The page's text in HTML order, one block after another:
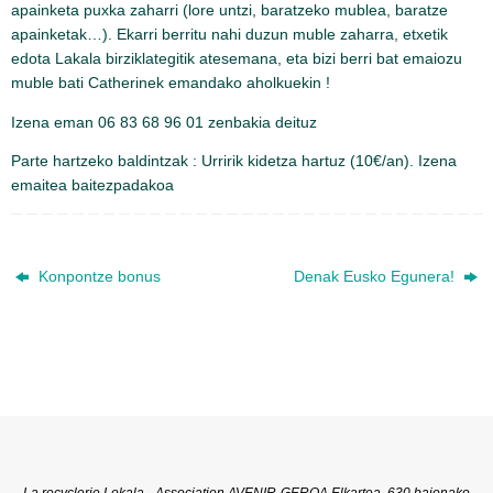
apainketa puxka zaharri (lore untzi, baratzeko mublea, baratze
apainketak…). Ekarri berritu nahi duzun muble zaharra, etxetik
edota Lakala birziklategitik atesemana, eta bizi berri bat emaiozu
muble bati Catherinek emandako aholkuekin !
Izena eman 06 83 68 96 01 zenbakia deituz
Parte hartzeko baldintzak : Urririk kidetza hartuz (10€/an). Izena
emaitea baitezpadakoa
Konpontze bonus Denak Eusko Egunera!